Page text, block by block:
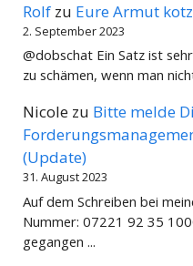
Rolf zu Eure Armut
2. September 2023
@dobschat Ein Satz ist
zu schämen, wenn man
Nicole zu Bitte melde
(Update)
31. August 2023
Auf dem Schreiben bei
Nummer: 07221 92 35
gegangen ...